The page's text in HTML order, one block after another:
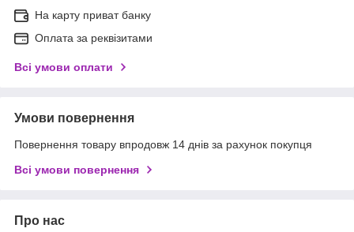
На карту приват банку
Оплата за реквізитами
Всі умови оплати
Умови повернення
Повернення товару впродовж 14 днів за рахунок покупця
Всі умови повернення
Про нас